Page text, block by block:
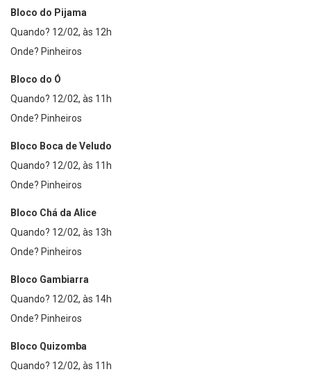
Bloco do Pijama
Quando? 12/02, às 12h
Onde? Pinheiros
Bloco do Ó
Quando? 12/02, às 11h
Onde? Pinheiros
Bloco Boca de Veludo
Quando? 12/02, às 11h
Onde? Pinheiros
Bloco Chá da Alice
Quando? 12/02, às 13h
Onde? Pinheiros
Bloco Gambiarra
Quando? 12/02, às 14h
Onde? Pinheiros
Bloco Quizomba
Quando? 12/02, às 11h